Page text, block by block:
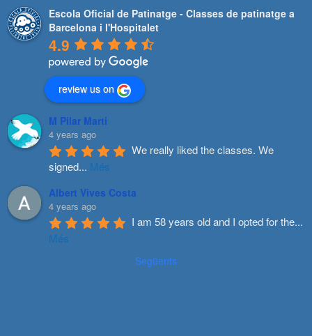
Escola Oficial de Patinatge - Classes de patinatge a
Barcelona i l'Hospitalet
4.9
review us on
M Pilar Marti
4 years ago
We really liked the classes. We
signed... Més
Albert Vives Costa
4 years ago
I am 58 years old and I opted for the...
Més
Següents